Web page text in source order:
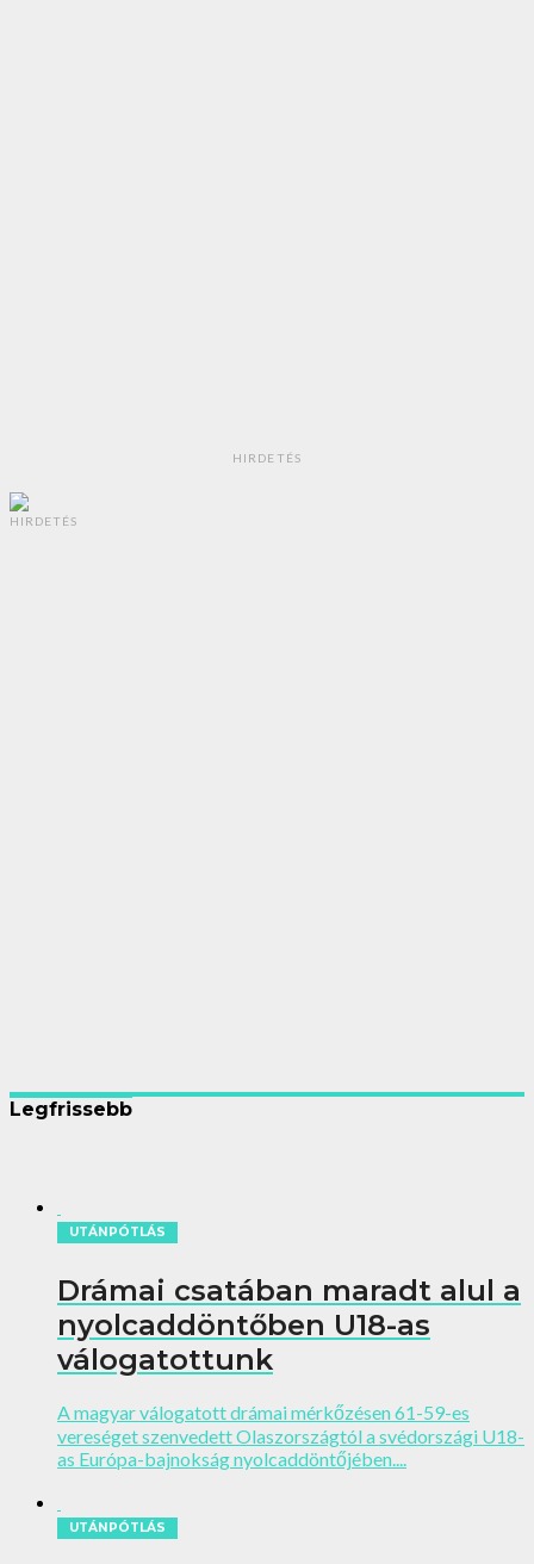
HIRDETÉS
HIRDETÉS
Legfrissebb
UTÁNPÓTLÁS
Drámai csatában maradt alul a
nyolcaddöntőben U18-as
válogatottunk
A magyar válogatott drámai mérkőzésen 61-59-es
vereséget szenvedett Olaszországtól a svédországi U18-
as Európa-bajnokság nyolcaddöntőjében....
UTÁNPÓTLÁS